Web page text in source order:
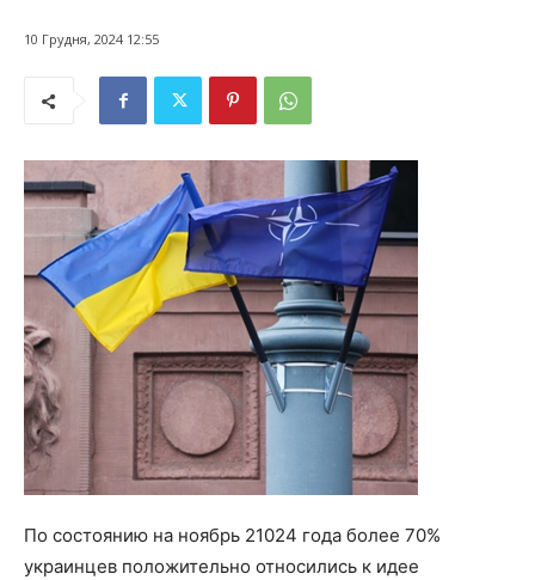
10 Грудня, 2024 12:55
По состоянию на ноябрь 21024 года более 70%
украинцев положительно относились к идее